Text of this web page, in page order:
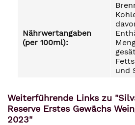
Nährwertangaben
(per 100ml):
und
Weiterführende Links zu
Reserve Erstes Gewächs
2023"